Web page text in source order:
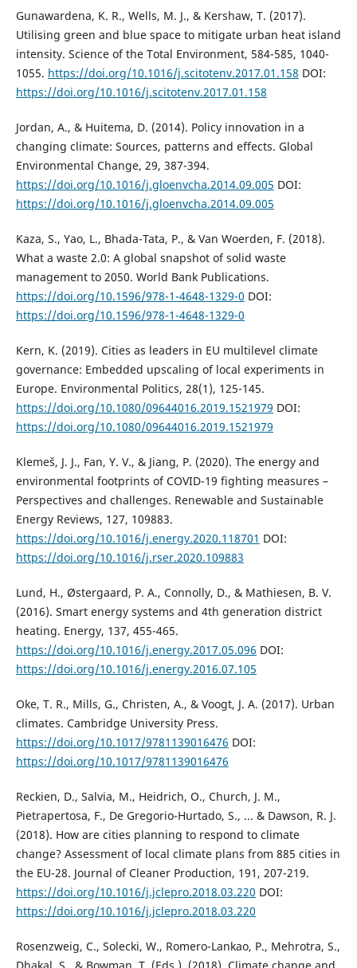
Gunawardena, K. R., Wells, M. J., & Kershaw, T. (2017).
Utilising green and blue space to mitigate urban heat island
intensity. Science of the Total Environment, 584-585, 1040-
1055. https://doi.org/10.1016/j.scitotenv.2017.01.158 DOI:
https://doi.org/10.1016/j.scitotenv.2017.01.158
Jordan, A., & Huitema, D. (2014). Policy innovation in a
changing climate: Sources, patterns and effects. Global
Environmental Change, 29, 387-394.
https://doi.org/10.1016/j.gloenvcha.2014.09.005 DOI:
https://doi.org/10.1016/j.gloenvcha.2014.09.005
Kaza, S., Yao, L., Bhada-Tata, P., & Van Woerden, F. (2018).
What a waste 2.0: A global snapshot of solid waste
management to 2050. World Bank Publications.
https://doi.org/10.1596/978-1-4648-1329-0 DOI:
https://doi.org/10.1596/978-1-4648-1329-0
Kern, K. (2019). Cities as leaders in EU multilevel climate
governance: Embedded upscaling of local experiments in
Europe. Environmental Politics, 28(1), 125-145.
https://doi.org/10.1080/09644016.2019.1521979 DOI:
https://doi.org/10.1080/09644016.2019.1521979
Klemeš, J. J., Fan, Y. V., & Jiang, P. (2020). The energy and
environmental footprints of COVID-19 fighting measures –
Perspectives and challenges. Renewable and Sustainable
Energy Reviews, 127, 109883.
https://doi.org/10.1016/j.energy.2020.118701 DOI:
https://doi.org/10.1016/j.rser.2020.109883
Lund, H., Østergaard, P. A., Connolly, D., & Mathiesen, B. V.
(2016). Smart energy systems and 4th generation district
heating. Energy, 137, 455-465.
https://doi.org/10.1016/j.energy.2017.05.096 DOI:
https://doi.org/10.1016/j.energy.2016.07.105
Oke, T. R., Mills, G., Christen, A., & Voogt, J. A. (2017). Urban
climates. Cambridge University Press.
https://doi.org/10.1017/9781139016476 DOI:
https://doi.org/10.1017/9781139016476
Reckien, D., Salvia, M., Heidrich, O., Church, J. M.,
Pietrapertosa, F., De Gregorio-Hurtado, S., ... & Dawson, R. J.
(2018). How are cities planning to respond to climate
change? Assessment of local climate plans from 885 cities in
the EU-28. Journal of Cleaner Production, 191, 207-219.
https://doi.org/10.1016/j.jclepro.2018.03.220 DOI:
https://doi.org/10.1016/j.jclepro.2018.03.220
Rosenzweig, C., Solecki, W., Romero-Lankao, P., Mehrotra, S.,